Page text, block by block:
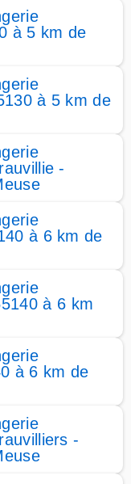
à 5 km de
à 5 km de
-
à 6 km de
à 6 km
à 6 km de
-